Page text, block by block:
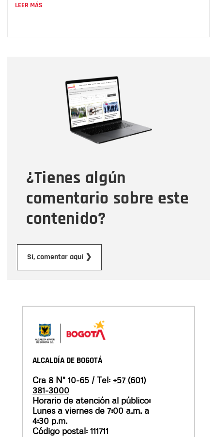
LEER MÁS
¿Tienes algún
comentario sobre este
contenido?
Sí, comentar aquí ❯
Correo electrónico
Tipo de comentario
Mensaje
ALCALDÍA DE BOGOTÁ
Cra 8 N° 10-65 / Tel: +57 (601)
381-3000
Horario de atención al público:
Lunes a viernes de 7:00 a.m. a
4:30 p.m.
Código postal: 111711